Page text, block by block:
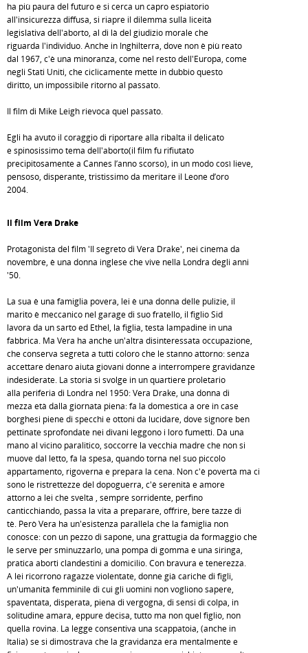
ha più paura del futuro e si cerca un capro espiatorio
all'insicurezza diffusa, si riapre il dilemma sulla liceità
legislativa dell'aborto, al di là del giudizio morale che
riguarda l'individuo. Anche in Inghilterra, dove non è più reato
dal 1967, c'è una minoranza, come nel resto dell'Europa, come
negli Stati Uniti, che ciclicamente mette in dubbio questo
diritto, un impossibile ritorno al passato.
Il film di Mike Leigh rievoca quel passato.
Egli ha avuto il coraggio di riportare alla ribalta il delicato
e spinosissimo tema dell'aborto(il film fu rifiutato
precipitosamente a Cannes l’anno scorso), in un modo così lieve,
pensoso, disperante, tristissimo da meritare il Leone d’oro
2004.
Il film Vera Drake
Protagonista del film 'Il segreto di Vera Drake', nei cinema da
novembre, è una donna inglese che vive nella Londra degli anni
'50.
La sua è una famiglia povera, lei è una donna delle pulizie, il
marito è meccanico nel garage di suo fratello, il figlio Sid
lavora da un sarto ed Ethel, la figlia, testa lampadine in una
fabbrica. Ma Vera ha anche un'altra disinteressata occupazione,
che conserva segreta a tutti coloro che le stanno attorno: senza
accettare denaro aiuta giovani donne a interrompere gravidanze
indesiderate. La storia si svolge in un quartiere proletario
alla periferia di Londra nel 1950: Vera Drake, una donna di
mezza età dalla giornata piena: fa la domestica a ore in case
borghesi piene di specchi e ottoni da lucidare, dove signore ben
pettinate sprofondate nei divani leggono i loro fumetti. Dà una
mano al vicino paralitico, soccorre la vecchia madre che non si
muove dal letto, fa la spesa, quando torna nel suo piccolo
appartamento, rigoverna e prepara la cena. Non c'è povertà ma ci
sono le ristrettezze del dopoguerra, c'è serenità e amore
attorno a lei che svelta , sempre sorridente, perfino
canticchiando, passa la vita a preparare, offrire, bere tazze di
tè. Però Vera ha un'esistenza parallela che la famiglia non
conosce: con un pezzo di sapone, una grattugia da formaggio che
le serve per sminuzzarlo, una pompa di gomma e una siringa,
pratica aborti clandestini a domicilio. Con bravura e tenerezza.
A lei ricorrono ragazze violentate, donne già cariche di figli,
un'umanità femminile di cui gli uomini non vogliono sapere,
spaventata, disperata, piena di vergogna, di sensi di colpa, in
solitudine amara, eppure decisa, tutto ma non quel figlio, non
quella rovina. La legge consentiva una scappatoia, (anche in
Italia) se si dimostrava che la gravidanza era mentalmente e